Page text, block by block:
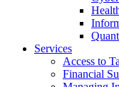
Services
Access to
Financial